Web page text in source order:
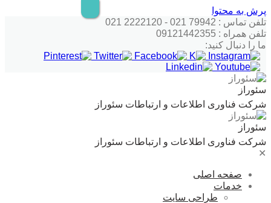
پرش به محتوا
تلفن تماس : 79942 021 - 2222120 021
تلفن همراه : 09121442355
ما را دنبال کنید:
سئوراز
شرکت فناوری اطلاعات و ارتباطات سئوراز
سئوراز
شرکت فناوری اطلاعات و ارتباطات سئوراز
✕
صفحه اصلی
خدمات
طراحی سایت